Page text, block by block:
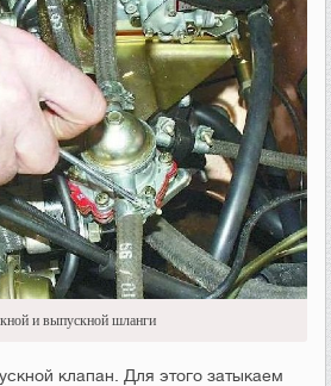
и выпускной шланги
клапан. Для этого затыкаем